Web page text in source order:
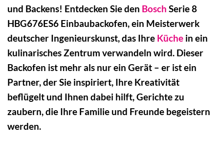
und Backens! Entdecken Sie den Bosch Serie 8
HBG676ES6 Einbaubackofen, ein Meisterwerk
deutscher Ingenieurskunst, das Ihre Küche in ein
kulinarisches Zentrum verwandeln wird. Dieser
Backofen ist mehr als nur ein Gerät – er ist ein
Partner, der Sie inspiriert, Ihre Kreativität
beflügelt und Ihnen dabei hilft, Gerichte zu
zaubern, die Ihre Familie und Freunde begeistern
werden.